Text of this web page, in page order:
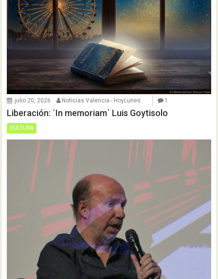
julio 20, 2026 Noticias Valencia - HoyLunes 1
Liberación: ´In memoriam´ Luis Goytisolo
CULTURA